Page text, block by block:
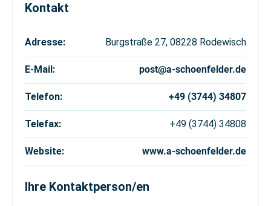
Kontakt
Adresse: Burgstraße 27, 08228 Rodewisch
E-Mail: post@a-schoenfelder.de
Telefon: +49 (3744) 34807
Telefax: +49 (3744) 34808
Website: www.a-schoenfelder.de
Ihre Kontaktperson/en